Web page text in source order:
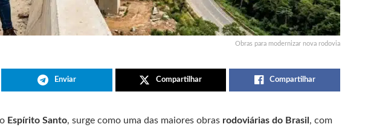
Obras para modernizar nova rodovia
Enviar Compartilhar Compartilhar
Espírito Santo, surge como uma das maiores obras rodoviárias do Brasil , com